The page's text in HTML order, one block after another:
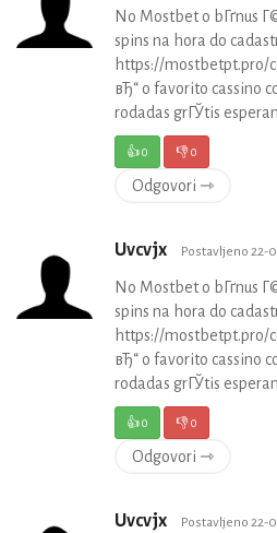
No Mostbet o bГґnus
spins na hora do
https://mostbetpt.pro/
вЂ“ o favorito cassino
rodadas grГЎtis
👍0 👎0
Odgovori ⇾
Uvcvjx Postavljeno 22-
No Mostbet o bГґnus
spins na hora do
https://mostbetpt.pro/
вЂ“ o favorito cassino
rodadas grГЎtis
👍0 👎0
Odgovori ⇾
Uvcvjx Postavljeno 22-